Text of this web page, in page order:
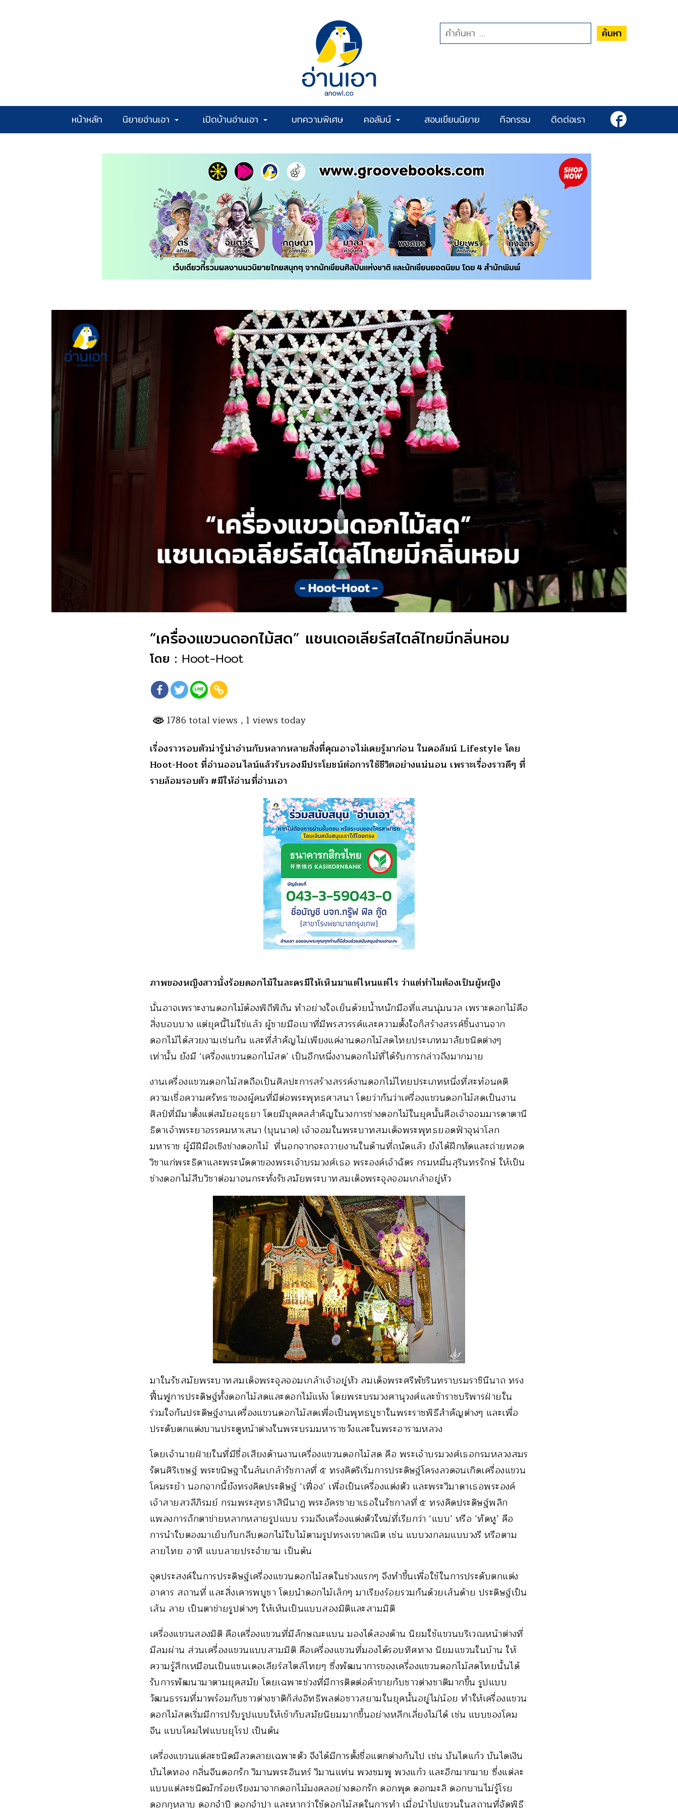
ค้นหา
หน้าหลัก นิยายอ่านเอา เปิดบ้านอ่านเอา บทความพิเศษ คอลัมน์ สอนเขียนนิยาย กิจกรรม ติดต่อเรา
“เครื่องแขวนดอกไม้สด” แชนเดอเลียร์สไตล์ไทยมีกลิ่นหอม
โดย : Hoot-Hoot
1786 total views , 1 views today
เรื่องราวรอบตัวน่ารู้น่าอ่านกับหลากหลายสิ่งที่คุณอาจไม่เคยรู้มาก่อน ในคอลัมน์ Lifestyle โดย
Hoot-Hoot ที่อ่านออนไลน์แล้วรับรองมีประโยชน์ต่อการใช้ชีวิตอย่างแน่นอน เพราะเรื่องราวดีๆ ที่
รายล้อมรอบตัว #มีให้อ่านที่อ่านเอา
ภาพของหญิงสาวนั่งร้อยดอกไม้ในละครมีให้เห็นมาแต่ไหนแต่ไร ว่าแต่ทำไมต้องเป็นผู้หญิง
นั่นอาจเพราะงานดอกไม้ต้องพิถีพิถัน ทำอย่างใจเย็นด้วยน้ำหนักมือที่แสนนุ่มนวล เพราะดอกไม้คือ
สิ่งบอบบาง แต่ยุคนี้ไม่ใช่แล้ว ผู้ชายมือเบาที่มีพรสวรรค์และความตั้งใจก็สร้างสรรค์ชิ้นงานจาก
ดอกไม้ได้สวยงามเช่นกัน และที่สำคัญไม่เพียงแค่งานดอกไม้สดไทยประเภทมาลัยชนิดต่างๆ
เท่านั้น ยังมี ‘เครื่องแขวนดอกไม้สด’ เป็นอีกหนึ่งงานดอกไม้ที่ได้รับการกล่าวถึงมากมาย
งานเครื่องแขวนดอกไม้สดถือเป็นศิลปะการสร้างสรรค์งานดอกไม้ไทยประเภทหนึ่งที่สะท้อนคติ
ความเชื่อความศรัทธาของผู้คนที่มีต่อพระพุทธศาสนา โดยว่ากันว่าเครื่องแขวนดอกไม้สดเป็นงาน
ศิลป์ที่มีมาตั้งแต่สมัยอยุธยา โดยมีบุคคลสำคัญในวงการช่างดอกไม้ในยุคนั้นคือเจ้าจอมมารดาตานี
ธิดาเจ้าพระยาอรรคมหาเสนา (บุนนาค) เจ้าจอมในพระบาทสมเด็จพระพุทธยอดฟ้าจุฬาโลก
มหาราช ผู้มีฝีมือเชิงช่างดอกไม้ ที่นอกจากจะถวายงานในด้านที่ถนัดแล้ว ยังได้ฝึกหัดและถ่ายทอด
วิชาแก่พระธิดาและพระนัดดาของพระเจ้าบรมวงศ์เธอ พระองค์เจ้าฉัตร กรมหมื่นสุรินทรรักษ์ ให้เป็น
ช่างดอกไม้สืบวิชาต่อมาจนกระทั่งรัชสมัยพระบาทสมเด็จพระจุลจอมเกล้าอยู่หัว
มาในรัชสมัยพระบาทสมเด็จพระจุลจอมเกล้าเจ้าอยู่หัว สมเด็จพระศรีพัชรินทราบรมราชินีนาถ ทรง
ฟื้นฟูการประดิษฐ์ทั้งดอกไม้สดและดอกไม้แห้ง โดยพระบรมวงศานุวงศ์และข้าราชบริพารฝ่ายใน
ร่วมใจกันประดิษฐ์งานเครื่องแขวนดอกไม้สดเพื่อเป็นพุทธบูชาในพระราชพิธีสำคัญต่างๆ และเพื่อ
ประดับตกแต่งบานประตูหน้าต่างในพระบรมมหาราชวังและในพระอารามหลวง
โดยเจ้านายฝ่ายในที่มีชื่อเสียงด้านงานเครื่องแขวนดอกไม้สด คือ พระเจ้าบรมวงศ์เธอกรมหลวงสมร
รัตนศิริเชษฐ์ พระขนิษฐาในล้นเกล้ารัชกาลที่ ๕ ทรงคิดริเริ่มการประดิษฐ์โครงลวดจนเกิดเครื่องแขวน
โคมระย้า นอกจากนี้ยังทรงคิดประดิษฐ์ ‘เฟื่อง’ เพื่อเป็นเครื่องแต่งตัว และพระวิมาดาเธอพระองค์
เจ้าสายสวลีภิรมย์ กรมพระสุทธาสินีนาฏ พระอัครชายาเธอในรัชกาลที่ ๕ ทรงคิดประดิษฐ์พลิก
แพลงการถักตาข่ายหลากหลายรูปแบบ รวมถึงเครื่องแต่งตัวใหม่ที่เรียกว่า ‘แบบ’ หรือ ‘ทัดหู’ คือ
การนำใบตองมาเย็บกับกลีบดอกไม้ใบไม้ตามรูปทรงเรขาคณิต เช่น แบบวงกลมแบบวงรี หรือตาม
ลายไทย อาทิ แบบลายประจำยาม เป็นต้น
จุดประสงค์ในการประดิษฐ์เครื่องแขวนดอกไม้สดในช่วงแรกๆ จึงทำขึ้นเพื่อใช้ในการประดับตกแต่ง
อาคาร สถานที่ และสิ่งเคารพบูชา โดยนำดอกไม้เล็กๆ มาเรียงร้อยรวมกันด้วยเส้นด้าย ประดิษฐ์เป็น
เส้น ลาย เป็นตาข่ายรูปต่างๆ ให้เห็นเป็นแบบสองมิติและสามมิติ
เครื่องแขวนสองมิติ คือเครื่องแขวนที่มีลักษณะแบน มองได้สองด้าน นิยมใช้แขวนบริเวณหน้าต่างที่
มีลมผ่าน ส่วนเครื่องแขวนแบบสามมิติ คือเครื่องแขวนที่มองได้รอบทิศทาง นิยมแขวนในบ้าน ให้
ความรู้สึกเหมือนเป็นแชนเดอเลียร์สไตล์ไทยๆ ซึ่งพัฒนาการของเครื่องแขวนดอกไม้สดไทยนั้นได้
รับการพัฒนามาตามยุคสมัย โดยเฉพาะช่วงที่มีการติดต่อค้าขายกับชาวต่างชาติมากขึ้น รูปแบบ
วัฒนธรรมที่มาพร้อมกับชาวต่างชาติก็ส่งอิทธิพลต่อชาวสยามในยุคนั้นอยู่ไม่น้อย ทำให้เครื่องแขวน
ดอกไม้สดเริ่มมีการปรับรูปแบบให้เข้ากับสมัยนิยมมากขึ้นอย่างหลีกเลี่ยงไม่ได้ เช่น แบบของโคม
จีน แบบโคมไฟแบบยุโรป เป็นต้น
เครื่องแขวนแต่ละชนิดมีลวดลายเฉพาะตัว จึงได้มีการตั้งชื่อแตกต่างกันไป เช่น บันไดแก้ว บันไดเงิน
บันไดทอง กลิ่นจีนดอกรัก วิมานพระอินทร์ วิมานแท่น พวงชมพู พวงแก้ว และอีกมากมาย ซึ่งแต่ละ
แบบแต่ละชนิดมักร้อยเรียงมาจากดอกไม้มงคลอย่างดอกรัก ดอกพุด ดอกมะลิ ดอกบานไม่รู้โรย
ดอกกุหลาบ ดอกจำปี ดอกจำปา และหากว่าใช้ดอกไม้สดในการทำ เมื่อนำไปแขวนในสถานที่จัดพิธี